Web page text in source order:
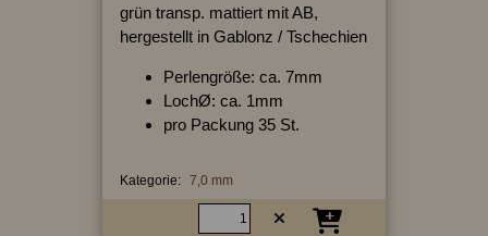
grün transp. mattiert mit AB,
hergestellt in Gablonz / Tschechien
Perlengröße: ca. 7mm
LochØ: ca. 1mm
pro Packung 35 St.
Kategorie: 7,0 mm